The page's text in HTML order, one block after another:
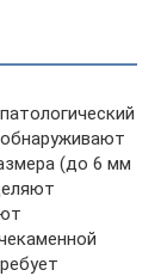
(до 6 мм